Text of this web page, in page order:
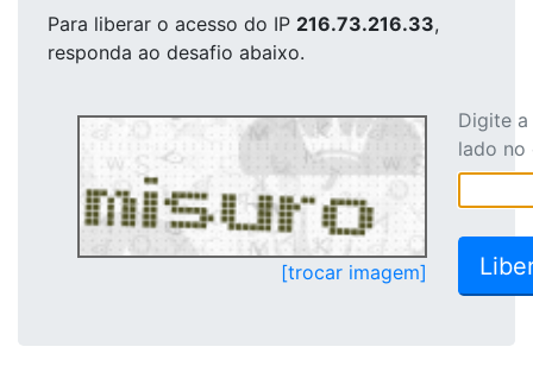
Para liberar o acesso do IP 216.73.216.33,
responda ao desafio abaixo.
[trocar imagem]
Digite
lado no